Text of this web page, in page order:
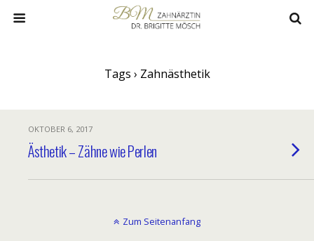
Tags › Zahnästhetik
OKTOBER 6, 2017
Ästhetik – Zähne wie Perlen
Zum Seitenanfang